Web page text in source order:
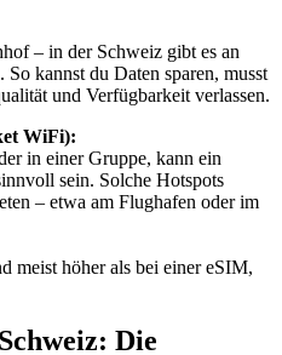
– in der Schweiz gibt es an
kannst du Daten sparen, musst
und Verfügbarkeit verlassen.
WiFi):
in einer Gruppe, kann ein
sein. Solche Hotspots
– etwa am Flughafen oder im
meist höher als bei einer eSIM,
Die